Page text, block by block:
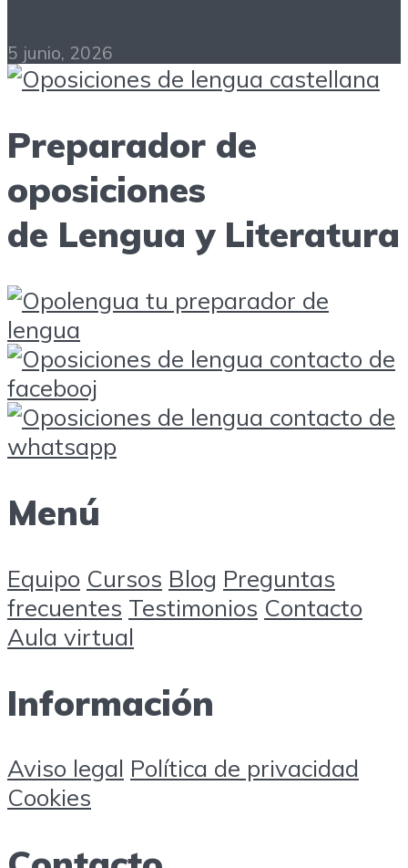
5 junio, 2026
Preparador de
oposiciones
de Lengua y Literatura
Menú
Equipo Cursos Blog Preguntas
frecuentes Testimonios Contacto
Aula virtual
Información
Aviso legal Política de privacidad
Cookies